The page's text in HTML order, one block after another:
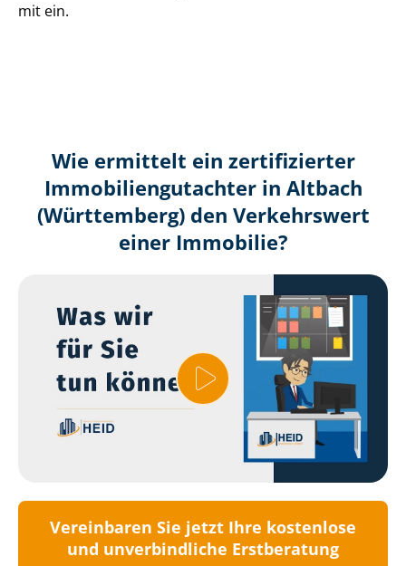
mit ein.
Wie ermittelt ein zertifizierter
Immobilien­gutachter in Altbach
(Württemberg) den Verkehrswert
einer Immobilie?
Vereinbaren Sie jetzt Ihre kostenlose
und unverbindliche Erstberatung